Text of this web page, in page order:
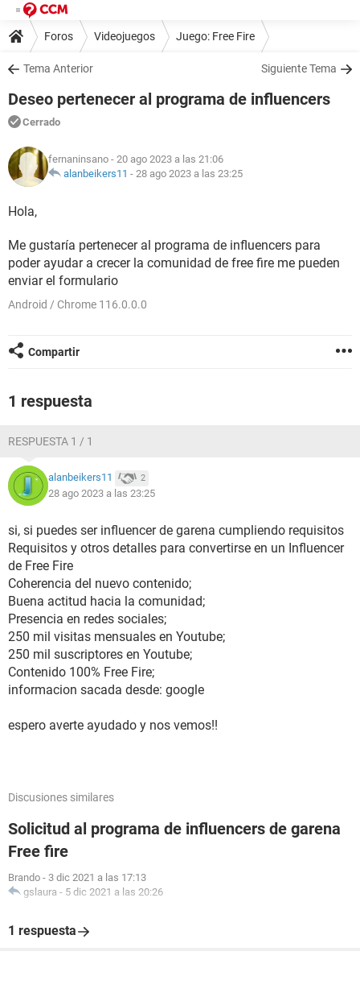
Foros Videojuegos Juego: Free Fire
Tema Anterior Siguiente Tema
Deseo pertenecer al programa de influencers
Cerrado
fernaninsano - 20 ago 2023 a las 21:06
alanbeikers11 - 28 ago 2023 a las 23:25
Hola,
Me gustaría pertenecer al programa de influencers para
poder ayudar a crecer la comunidad de free fire me pueden
enviar el formulario
Android / Chrome 116.0.0.0
Compartir
1 respuesta
RESPUESTA 1 / 1
alanbeikers11 2
28 ago 2023 a las 23:25
si, si puedes ser influencer de garena cumpliendo requisitos
Requisitos y otros detalles para convertirse en un Influencer
de Free Fire
Coherencia del nuevo contenido;
Buena actitud hacia la comunidad;
Presencia en redes sociales;
250 mil visitas mensuales en Youtube;
250 mil suscriptores en Youtube;
Contenido 100% Free Fire;
informacion sacada desde: google
espero averte ayudado y nos vemos!!
Discusiones similares
Solicitud al programa de influencers de garena
Free fire
Brando - 3 dic 2021 a las 17:13
gslaura - 5 dic 2021 a las 20:26
1 respuesta